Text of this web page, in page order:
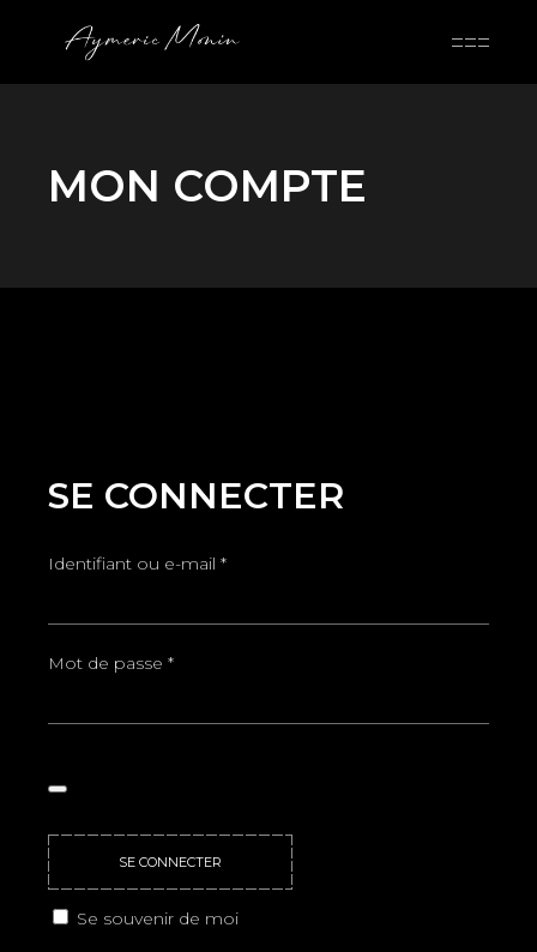
MON COMPTE
SE CONNECTER
Identifiant ou e-mail*Obligatoire
Mot de passe*Obligatoire
Se souvenir de moi
SE CONNECTER